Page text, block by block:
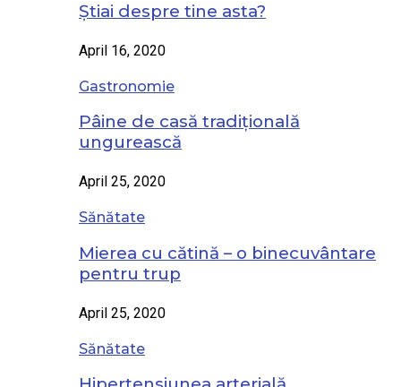
Știai despre tine asta?
April 16, 2020
Gastronomie
Pâine de casă tradițională
ungurească
April 25, 2020
Sănătate
Mierea cu cătină – o binecuvântare
pentru trup
April 25, 2020
Sănătate